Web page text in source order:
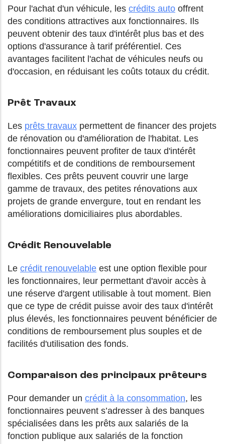
Pour l'achat d'un véhicule, les crédits auto offrent
des conditions attractives aux fonctionnaires. Ils
peuvent obtenir des taux d'intérêt plus bas et des
options d'assurance à tarif préférentiel. Ces
avantages facilitent l'achat de véhicules neufs ou
d'occasion, en réduisant les coûts totaux du crédit.
Prêt Travaux
Les prêts travaux permettent de financer des projets
de rénovation ou d'amélioration de l'habitat. Les
fonctionnaires peuvent profiter de taux d'intérêt
compétitifs et de conditions de remboursement
flexibles. Ces prêts peuvent couvrir une large
gamme de travaux, des petites rénovations aux
projets de grande envergure, tout en rendant les
améliorations domiciliaires plus abordables.
Crédit Renouvelable
Le crédit renouvelable est une option flexible pour
les fonctionnaires, leur permettant d'avoir accès à
une réserve d'argent utilisable à tout moment. Bien
que ce type de crédit puisse avoir des taux d'intérêt
plus élevés, les fonctionnaires peuvent bénéficier de
conditions de remboursement plus souples et de
facilités d'utilisation des fonds.
Comparaison des principaux prêteurs
Pour demander un crédit à la consommation, les
fonctionnaires peuvent s’adresser à des banques
spécialisées dans les prêts aux salariés de la
fonction publique aux salariés de la fonction